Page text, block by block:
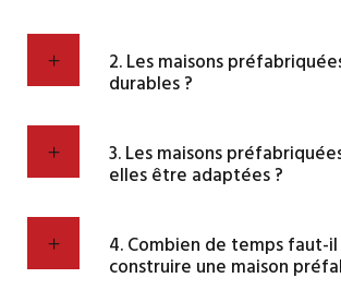
2. Les maisons
durables ?
3. Les maisons
elles être adaptées ?
4. Combien de temps faut-
construire une maison